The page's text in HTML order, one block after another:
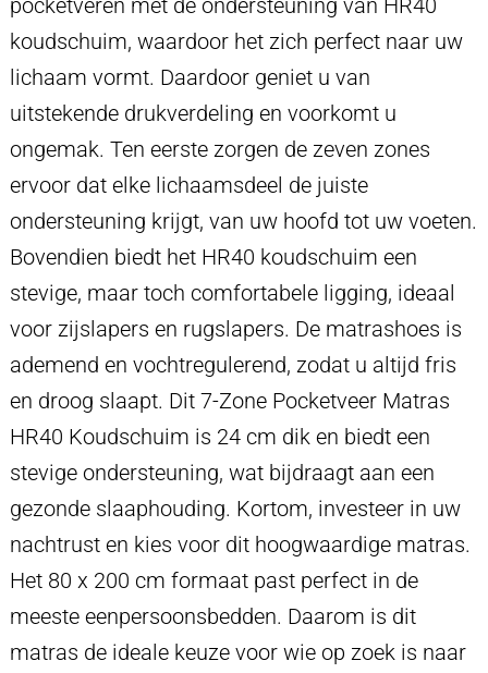
koudschuim, waardoor het zich perfect naar uw
lichaam vormt. Daardoor geniet u van
uitstekende drukverdeling en voorkomt u
ongemak. Ten eerste zorgen de zeven zones
ervoor dat elke lichaamsdeel de juiste
ondersteuning krijgt, van uw hoofd tot uw voeten.
Bovendien biedt het HR40 koudschuim een
stevige, maar toch comfortabele ligging, ideaal
voor zijslapers en rugslapers. De matrashoes is
ademend en vochtregulerend, zodat u altijd fris
en droog slaapt. Dit 7-Zone Pocketveer Matras
HR40 Koudschuim is 24 cm dik en biedt een
stevige ondersteuning, wat bijdraagt aan een
gezonde slaaphouding. Kortom, investeer in uw
nachtrust en kies voor dit hoogwaardige matras.
Het 80 x 200 cm formaat past perfect in de
meeste eenpersoonsbedden. Daarom is dit
matras de ideale keuze voor wie op zoek is naar